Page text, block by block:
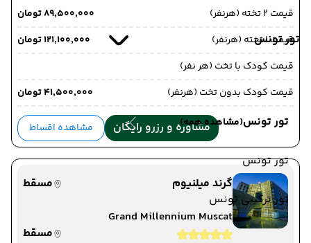
تور تونس
تور تونس(مشاهده همه)
تور تونس
تور ترکیبی تونس
قیمت 2 تخته (هرنفر)
۸۹٬۵۰۰٬۰۰۰ تومان
قیمت 1 تخته (هرنفر)
۱۲۱٬۱۰۰٬۰۰۰ تومان
قیمت کودک با تخت (هر نفر)
قیمت کودک بدون تخت (هرنفر)
۴۱٬۵۰۰٬۰۰۰ تومان
مشاوره و رزرو رایگان مشاهده اقساط
گرند میلنیوم
مسقط
Grand Millennium Muscat
مسقط